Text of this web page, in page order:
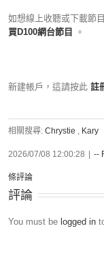
如想線上收聽或下載節
買D100網台節目
。
新建帳戶，這請按此 註
相關搜尋: Chrystie , Kary
2026/07/08 12:00:28 --
條評論
評論
You must be logged in